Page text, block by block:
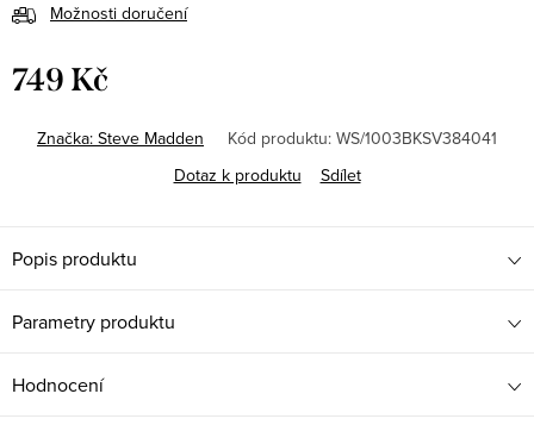
Možnosti doručení
749 Kč
cena:Značka: Steve Madden Kód produktu: WS/1003BKSV384041
Dotaz k produktu
Sdílet
Popis produktu
Parametry produktu
Hodnocení